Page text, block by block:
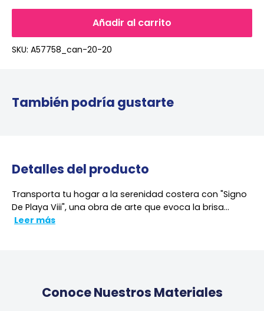
Añadir al carrito
SKU: A57758_can-20-20
También podría gustarte
Detalles del producto
Transporta tu hogar a la serenidad costera con "Signo
De Playa Viii", una obra de arte que evoca la brisa...
Leer más
Conoce Nuestros Materiales